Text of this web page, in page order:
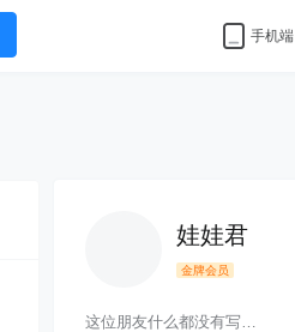
手机端
娃娃君
金牌会员
这位朋友什么都没有写…